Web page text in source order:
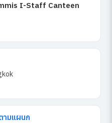
I-Staff Canteen
ามแผนก